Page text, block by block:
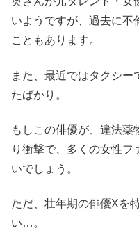
いようですが、過去に不
こともあります。
また、最近ではタクシ
たばかり。
もしこの俳優が、違法
り衝撃で、多くの女性
いでしょう。
ただ、壮年期の俳優Xを
い…。